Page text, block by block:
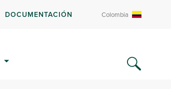
DOCUMENTACIÓN Colombia